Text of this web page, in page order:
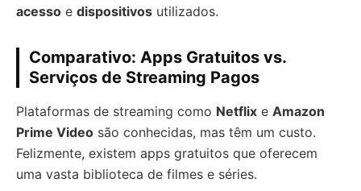
acesso e dispositivos utilizados.
Comparativo: Apps Gratuitos vs.
Serviços de Streaming Pagos
Plataformas de streaming como Netflix e Amazon
Prime Video são conhecidas, mas têm um custo.
Felizmente, existem apps gratuitos que oferecem
uma vasta biblioteca de filmes e séries.